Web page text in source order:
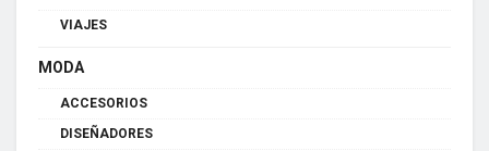
VIAJES
MODA
ACCESORIOS
DISEÑADORES